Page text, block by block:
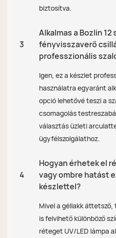
biztosítva.
3
Alkalmas a Bozlin
fényvisszaverő
professzionális
Igen, ez a készlet
használatra egyaránt
opció lehetővé teszi a
csomagolás
választás üzleti
ügyfélszolgálathoz.
4
Hogyan érhetek el
vagy ombre hatást
készlettel?
Mivel a géllakk
is felvihető különböző
réteget UV/LED lámpa